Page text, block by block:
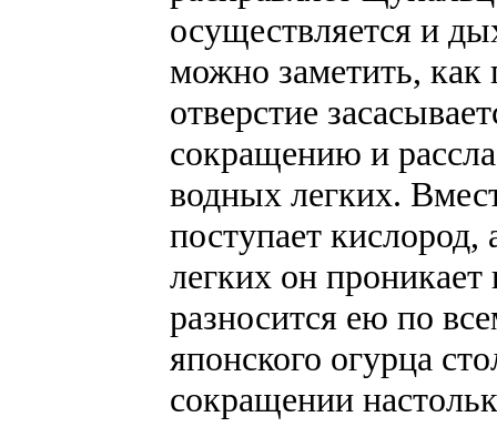
осуществляется и
можно заметить, как
отверстие
сокращению и
водных легких.
поступает кислород,
легких он
разносится ею по
японского огурца
сокращении